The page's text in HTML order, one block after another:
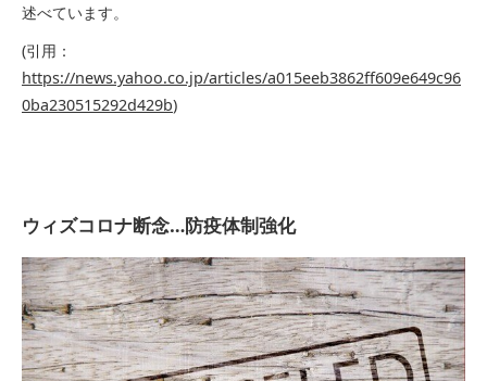
述べています。
(引用：
https://news.yahoo.co.jp/articles/a015eeb3862ff609e649c96
0ba230515292d429b)
ウィズコロナ断念…防疫体制強化